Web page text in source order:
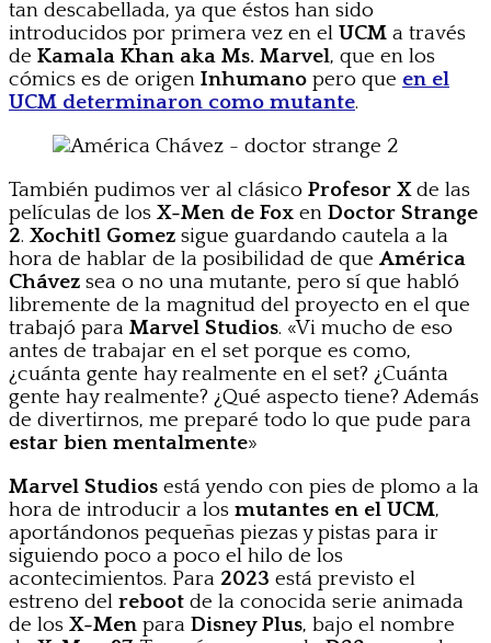
tan descabellada, ya que éstos han sido
introducidos por primera vez en el UCM a través
de Kamala Khan aka Ms. Marvel, que en los
cómics es de origen Inhumano pero que en el
UCM determinaron como mutante.
También pudimos ver al clásico Profesor Xde las
películas de los X-Men de Fox en Doctor Strange
2. Xochitl Gomez sigue guardando cautela a la
hora de hablar de la posibilidad de que América
Chávez sea o no una mutante, pero sí que habló
libremente de la magnitud del proyecto en el que
trabajó para Marvel Studios. «Vi mucho de eso
antes de trabajar en el set porque es como,
¿cuánta gente hay realmente en el set? ¿Cuánta
gente hay realmente? ¿Qué aspecto tiene? Además
de divertirnos, me preparé todo lo que pude para
estar bien mentalmente»
Marvel Studios está yendo con pies de plomo a la
hora de introducir a los mutantes en el UCM,
aportándonos pequeñas piezas y pistas para ir
siguiendo poco a poco el hilo de los
acontecimientos. Para 2023 está previsto el
estreno del reboot de la conocida serie animada
de los X-Men para Disney Plus, bajo el nombre